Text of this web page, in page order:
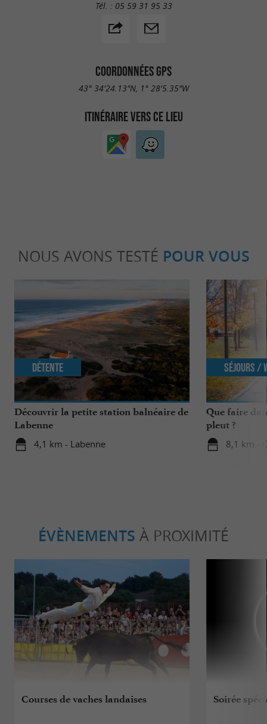
Tél. : 05 59 31 95 33
COORDONNÉES GPS
43° 34'24.13"N, 1° 28'5.35"W
ITINÉRAIRE VERS CE LIEU
NOUS AVONS TESTÉ POUR VOUS
Découvrir la petite station balnéaire de
Labenne
4,1 km - Labenne
Détente
Que faire
pleut ?
8,1 km -
Séjours /
ÉVÈNEMENTS À PROXIMITÉ
Courses de vaches landaises Soirée